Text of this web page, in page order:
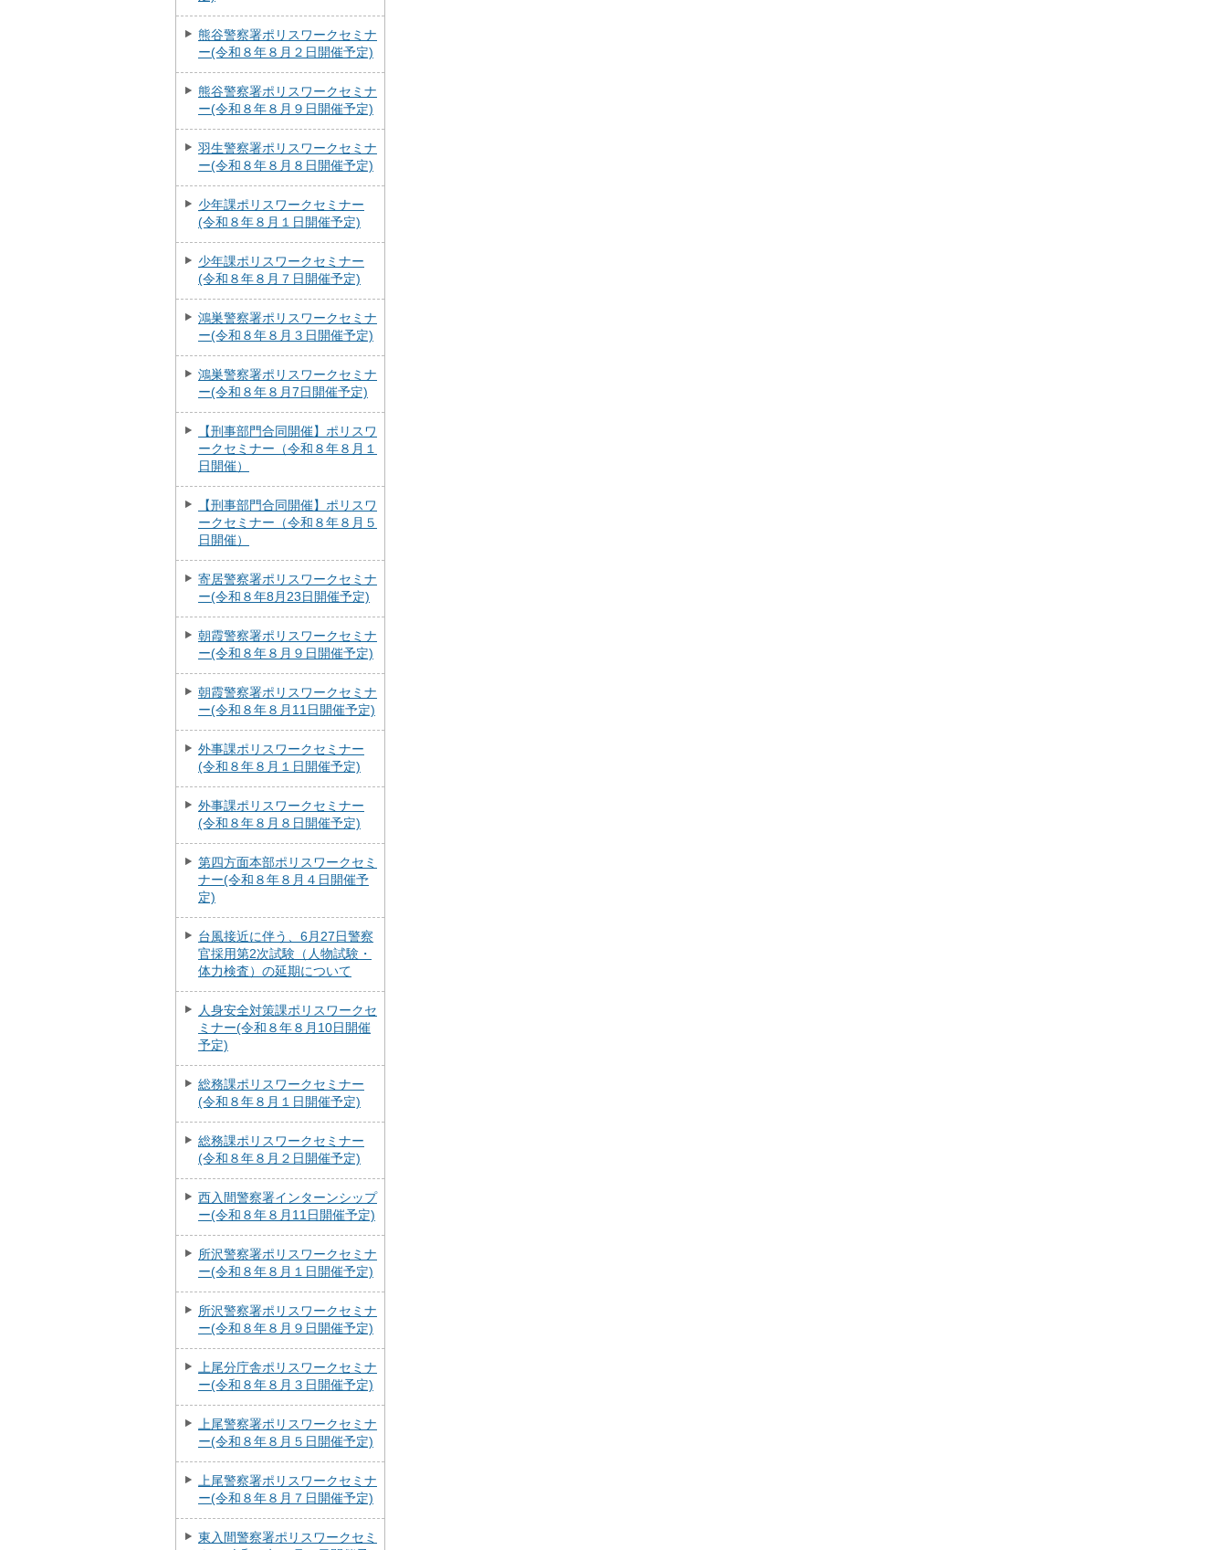
熊谷警察署ポリスワークセミナ
ー(令和８年８月２日開催予定)
熊谷警察署ポリスワークセミナ
ー(令和８年８月９日開催予定)
羽生警察署ポリスワークセミナ
ー(令和８年８月８日開催予定)
少年課ポリスワークセミナー
(令和８年８月１日開催予定)
少年課ポリスワークセミナー
(令和８年８月７日開催予定)
鴻巣警察署ポリスワークセミナ
ー(令和８年８月３日開催予定)
鴻巣警察署ポリスワークセミナ
ー(令和８年８月7日開催予定)
【刑事部門合同開催】ポリスワ
ークセミナー（令和８年８月１
日開催）
【刑事部門合同開催】ポリスワ
ークセミナー（令和８年８月５
日開催）
寄居警察署ポリスワークセミナ
ー(令和８年8月23日開催予定)
朝霞警察署ポリスワークセミナ
ー(令和８年８月９日開催予定)
朝霞警察署ポリスワークセミナ
ー(令和８年８月11日開催予定)
外事課ポリスワークセミナー
(令和８年８月１日開催予定)
外事課ポリスワークセミナー
(令和８年８月８日開催予定)
第四方面本部ポリスワークセミ
ナー(令和８年８月４日開催予
定)
台風接近に伴う、6月27日警察
官採用第2次試験（人物試験・
体力検査）の延期について
人身安全対策課ポリスワークセ
ミナー(令和８年８月10日開催
予定)
総務課ポリスワークセミナー
(令和８年８月１日開催予定)
総務課ポリスワークセミナー
(令和８年８月２日開催予定)
西入間警察署インターンシップ
ー(令和８年８月11日開催予定)
所沢警察署ポリスワークセミナ
ー(令和８年８月１日開催予定)
所沢警察署ポリスワークセミナ
ー(令和８年８月９日開催予定)
上尾分庁舎ポリスワークセミナ
ー(令和８年８月３日開催予定)
上尾警察署ポリスワークセミナ
ー(令和８年８月５日開催予定)
上尾警察署ポリスワークセミナ
ー(令和８年８月７日開催予定)
東入間警察署ポリスワークセミ